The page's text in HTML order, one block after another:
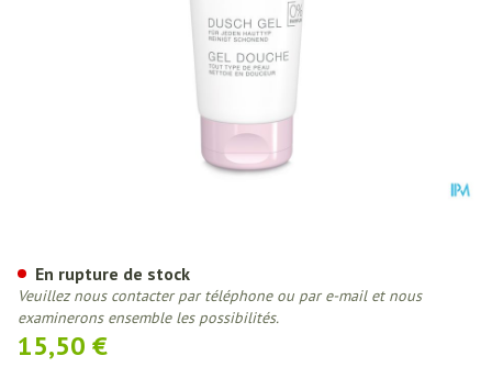
15,50 €
En rupture de stock
Veuillez nous contacter par téléphone ou par e-mail et nous
examinerons ensemble les possibilités.